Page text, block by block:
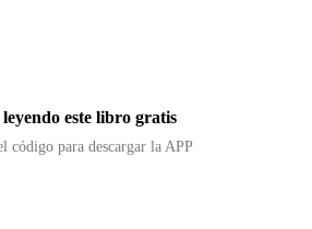
leyendo este libro gratis
código para descargar la APP